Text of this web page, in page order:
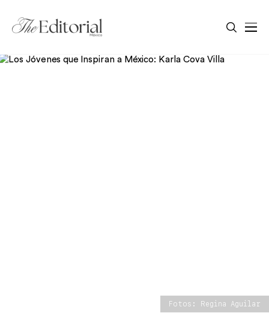
Fotos: Regina Aguilar